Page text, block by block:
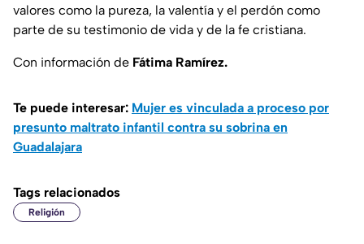
valores como la pureza, la valentía y el perdón como
parte de su testimonio de vida y de la fe cristiana.
Con información de Fátima Ramírez.
Te puede interesar: Mujer es vinculada a proceso por
presunto maltrato infantil contra su sobrina en
Guadalajara
Tags relacionados
Religión